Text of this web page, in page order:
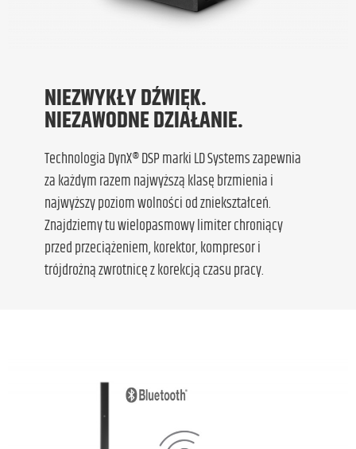
NIEZWYKŁY DŹWIĘK.
NIEZAWODNE DZIAŁANIE.
Technologia DynX® DSP marki LD Systems zapewnia
za każdym razem najwyższą klasę brzmienia i
najwyższy poziom wolności od zniekształceń.
Znajdziemy tu wielopasmowy limiter chroniący
przed przeciążeniem, korektor, kompresor i
trójdrożną zwrotnicę z korekcją czasu pracy.